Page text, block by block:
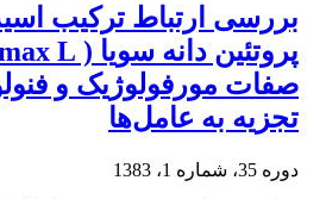
بررسی ارتباط ترکیب
صفات مورفولوژیک و
تجزیه به عامل‌ها
دوره 35، شماره 1، 1383